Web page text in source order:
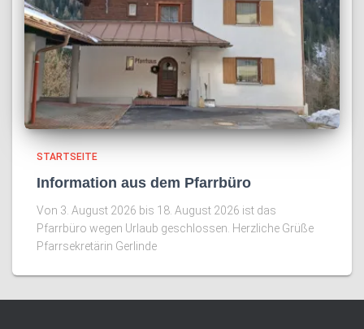
STARTSEITE
Information aus dem Pfarrbüro
Von 3. August 2026 bis 18. August 2026 ist das
Pfarrbüro wegen Urlaub geschlossen. Herzliche Grüße
Pfarrsekretärin Gerlinde